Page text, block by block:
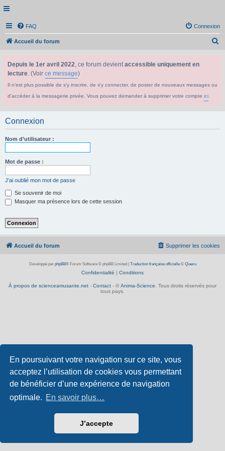
En poursuivant votre navigation sur ce site, vous
acceptez l’utilisation de cookies vous permettant
de bénéficier d’une expérience de navigation
optimale. En savoir plus…
J’accepte
FAQ Connexion
Accueil du forum
Depuis le 1er avril 2022, ce forum devientaccessible uniquement en
lecture. (Voir ce message)
Il n'est plus possible de s'y inscrire, de s'y connecter, de poster de nouveaux messages ou
d'accéder à la messagerie privée. Vous pouvez demander à supprimer votre compte ici
Connexion
Nom d’utilisateur :
Mot de passe :
J’ai oublié mon mot de passe
Se souvenir de moi
Masquer ma présence lors de cette session
Accueil du forum Supprimer les cookies
Développé par phpBB® Forum Software © phpBB Limited Traduction française officielle© Qiaeru
Confidentialité | Conditions
À propos de scienceamusante.net - Contact - © Anima-Science . Tous droits réservés pour
tous pays.